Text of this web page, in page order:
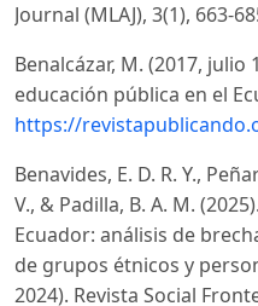
Journal (MLAJ), 3(1), 663-
Benalcázar, M. (2017,
educación pública en el
https://
Benavides, E. D. R. Y.,
V., & Padilla, B. A. M.
Ecuador: análisis de
de grupos étnicos y
2024). Revista Social